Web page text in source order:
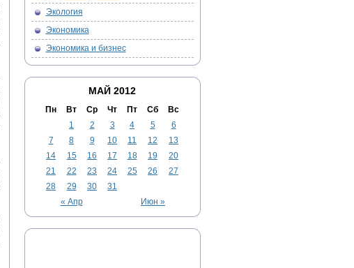
Экология
Экономика
Экономика и бизнес
МАЙ 2012
Пн Вт Ср Чт Пт Сб Вс
« Апр Июн »
1 2 3 4 5
6
7
8 9 10 11 12
13
14
15 16 17 18 19
20
21
22 23 24 25 26
27
28
29 30 31